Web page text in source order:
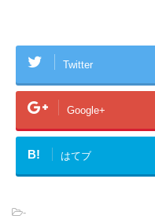
Twitter
Google+
B! はてブ
-